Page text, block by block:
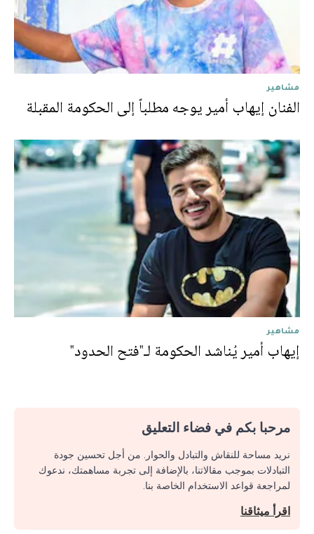
مشاهير
الفنان إيهاب أمير يوجه مطلباً إلى الحكومة المقبلة
مشاهير
إيهاب أمير يُناشد الحكومة لـ"فتح الحدود"
مرحبا بكم في فضاء التعليق
نريد مساحة للنقاش والتبادل والحوار. من أجل تحسين جودة
التبادلات بموجب مقالاتنا، بالإضافة إلى تجربة مساهمتك، ندعوك
لمراجعة قواعد الاستخدام الخاصة بنا.
اقرأ ميثاقنا